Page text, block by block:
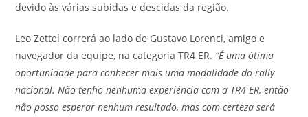
devido às várias subidas e descidas da região.
Leo Zettel correrá ao lado de Gustavo Lorenci, amigo e
navegador da equipe, na categoria TR4 ER. “É uma ótima
oportunidade para conhecer mais uma modalidade do rally
nacional. Não tenho nenhuma experiência com a TR4 ER, então
não posso esperar nenhum resultado, mas com certeza será